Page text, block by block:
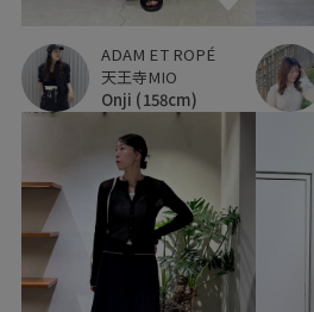
ADAM ET ROPÉ
天王寺MIO
Onji (158cm)